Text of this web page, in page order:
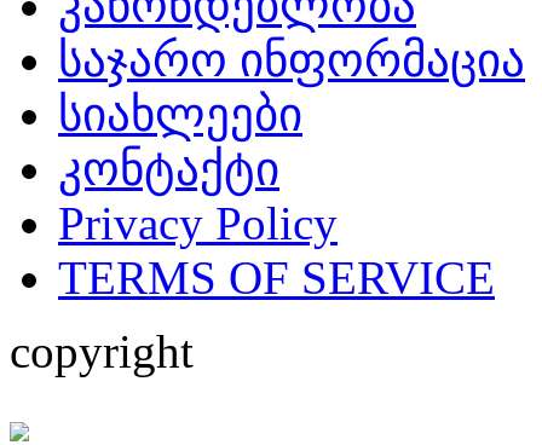
საჯარო ინფორმაცია
სიახლეები
კონტაქტი
Privacy Policy
TERMS OF SERVICE
copyright